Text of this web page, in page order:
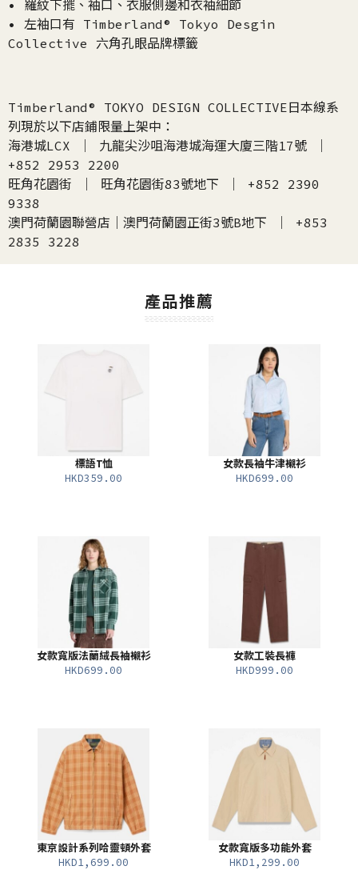
• 羅紋下擺、袖口、衣服側邊和衣袖細節
• 左袖口有 Timberland® Tokyo Desgin
Collective 六角孔眼品牌標籤
Timberland® TOKYO DESIGN COLLECTIVE日本線系
列現於以下店鋪限量上架中：
海港城LCX ｜ 九龍尖沙咀海港城海運大廈三階17號 ｜
+852 2953 2200
旺角花園街 ｜ 旺角花園街83號地下 ｜ +852 2390
9338
澳門荷蘭園聯營店｜澳門荷蘭園正街3號B地下 ｜ +853
2835 3228
產品推薦
標語T恤
HKD359.00
女款長袖牛津襯衫
HKD699.00
女款寬版法蘭絨長袖襯衫
HKD699.00
女款工裝長褲
HKD999.00
東京設計系列哈靈頓外套
HKD1,699.00
女款寬版多功能外套
HKD1,299.00